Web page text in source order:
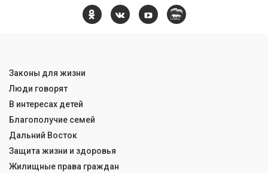
Законы для жизни
Люди говорят
В интересах детей
Благополучие семей
Дальний Восток
Защита жизни и здоровья
Жилищные права граждан